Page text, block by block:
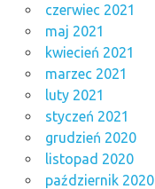
czerwiec 2021
maj 2021
kwiecień 2021
marzec 2021
luty 2021
styczeń 2021
grudzień 2020
listopad 2020
październik 2020